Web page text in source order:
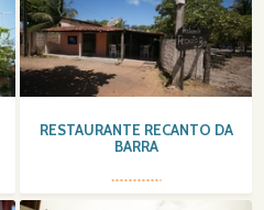
RESTAURANTE RECANTO DA
BARRA